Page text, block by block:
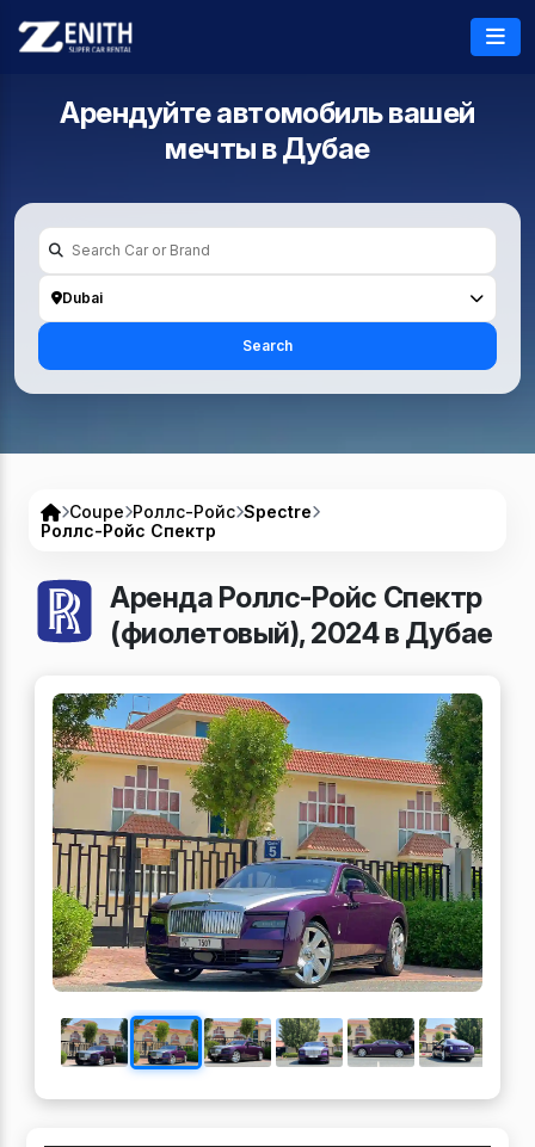
Арендуйте автомобиль вашей
мечты вДубае
Dubai
Search
Coupe Роллс-Ройс Spectre
Роллс-Ройс Спектр
Аренда Роллс-Ройс Спектр
(фиолетовый), 2024 в Дубае